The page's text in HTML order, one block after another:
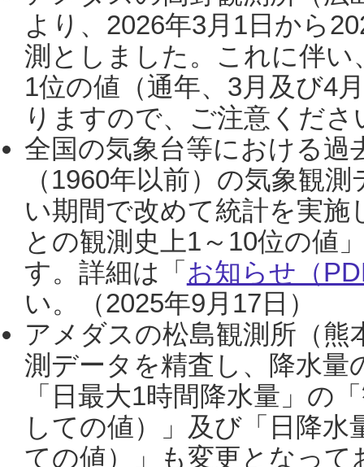
より、2026年3月1日から
測としました。これに伴い
1位の値（通年、3月及び4
りますので、ご注意くだ
全国の気象台等における過
（1960年以前）の気象観
い期間で改めて統計を実
との観測史上1～10位の値
す。詳細は「 お知らせ（
い。（2025年9月17日）
アメダスの松島観測所（熊
測データを精査し、降水
「日最大1時間降水量」の
しての値）」及び「日降
ての値）」も変更となっ